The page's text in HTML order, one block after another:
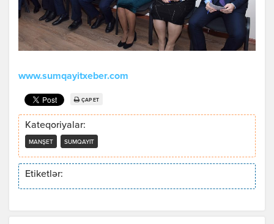
www.sumqayitxeber.com
ÇAP ET
Kateqoriyalar:
MANŞET SUMQAYIT
Etiketlər: